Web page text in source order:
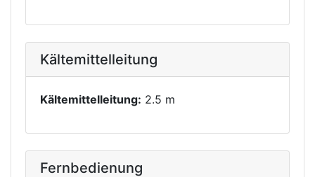
Kältemittelleitung
Kältemittelleitung: 2.5 m
Fernbedienung